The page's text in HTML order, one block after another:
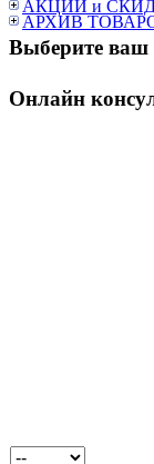
АКЦИИ и
АРХИВ
Выберите ваш
Онлайн